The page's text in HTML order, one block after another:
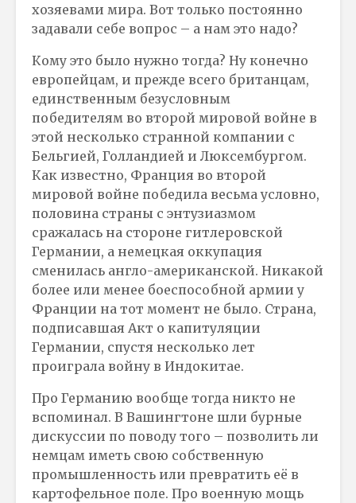
хозяевами мира. Вот только постоянно
задавали себе вопрос – а нам это надо?
Кому это было нужно тогда? Ну конечно
европейцам, и прежде всего британцам,
единственным безусловным
победителям во второй мировой войне в
этой несколько странной компании с
Бельгией, Голландией и Люксембургом.
Как известно, Франция во второй
мировой войне победила весьма условно,
половина страны с энтузиазмом
сражалась на стороне гитлеровской
Германии, а немецкая оккупация
сменилась англо-американской. Никакой
более или менее боеспособной армии у
Франции на тот момент не было. Страна,
подписавшая Акт о капитуляции
Германии, спустя несколько лет
проиграла войну в Индокитае.
Про Германию вообще тогда никто не
вспоминал. В Вашингтоне шли бурные
дискуссии по поводу того – позволить ли
немцам иметь свою собственную
промышленность или превратить её в
картофельное поле. Про военную мощь